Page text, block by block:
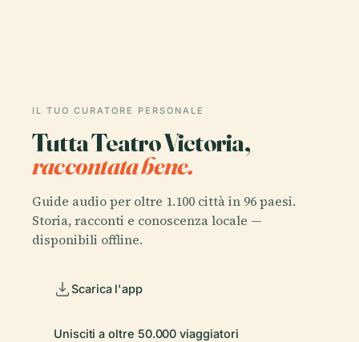
IL TUO CURATORE PERSONALE
Tutta Teatro Victoria,
raccontata bene.
Guide audio per oltre 1.100 città in 96 paesi.
Storia, racconti e conoscenza locale —
disponibili offline.
Scarica l'app
Unisciti a oltre 50.000 viaggiatori